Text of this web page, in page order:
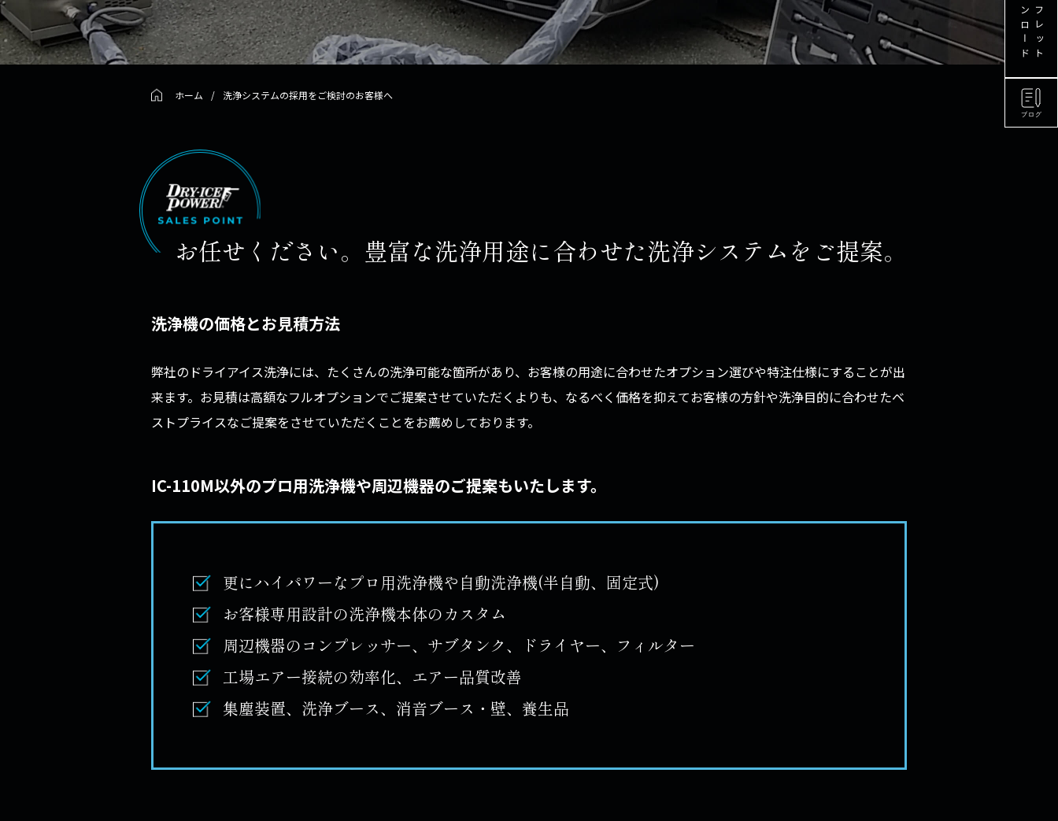
ホーム / 洗浄システムの採用をご検討のお客様へ
お任せください。豊富な洗浄用途に合わせた洗浄システムをご提案。
洗浄機の価格とお見積方法
弊社のドライアイス洗浄には、たくさんの洗浄可能な箇所があり、お客様の用途に合わせたオプション選びや特注仕様にすることが出
来ます。お見積は高額なフルオプションでご提案させていただくよりも、なるべく価格を抑えてお客様の方針や洗浄目的に合わせたベ
ストプライスなご提案をさせていただくことをお薦めしております。
IC-110M以外のプロ用洗浄機や周辺機器のご提案もいたします。
更にハイパワーなプロ用洗浄機や自動洗浄機(半自動、固定式)
お客様専用設計の洗浄機本体のカスタム
周辺機器のコンプレッサー、サブタンク、ドライヤー、フィルター
工場エアー接続の効率化、エアー品質改善
集塵装置、洗浄ブース、消音ブース・壁、養生品
パンフレット
ダウンロード